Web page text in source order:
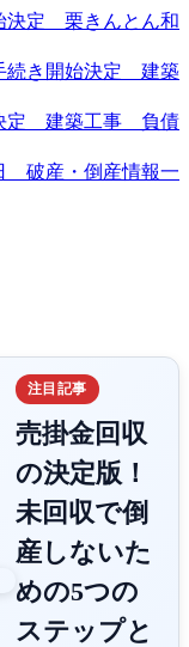
決定 栗きんとん和
続き開始決定 建築
決定 建築工事 負債
破産・倒産情報一
注目記事
売掛金回収
の決定版！
未回収で倒
産しないた
めの5つの
ステップと